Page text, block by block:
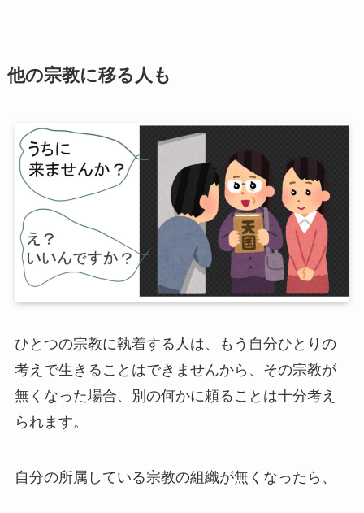
他の宗教に移る人も
ひとつの宗教に執着する人は、もう自分ひとりの
考えで生きることはできませんから、その宗教が
無くなった場合、別の何かに頼ることは十分考え
られます。
自分の所属している宗教の組織が無くなったら、